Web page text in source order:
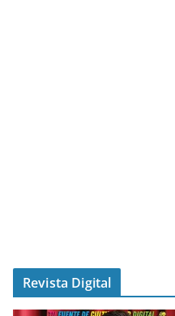
Revista Digital